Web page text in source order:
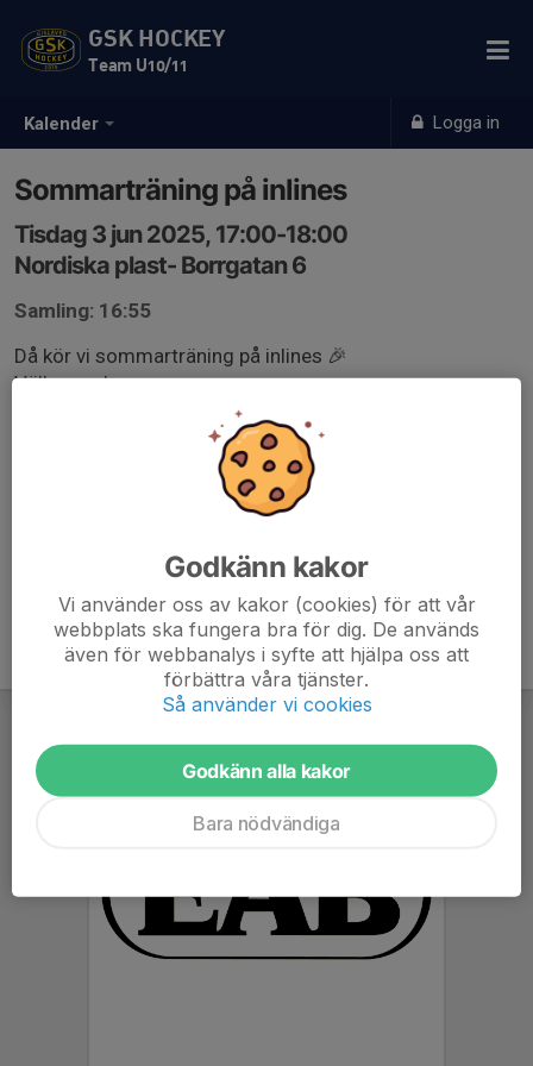
Kalender Logga in
GSK HOCKEY
Team U10/11
Sommarträning på inlines
Tisdag 3 jun 2025, 17:00-18:00
Nordiska plast- Borrgatan 6
Samling: 16:55
Då kör vi sommarträning på inlines 🎉
Välkomna!
Godkänn kakor
Vi använder oss av kakor (cookies) för att vår
webbplats ska fungera bra för dig. De används
även för webbanalys i syfte att hjälpa oss att
förbättra våra tjänster.
Så använder vi cookies
Godkänn alla kakor
Bara nödvändiga